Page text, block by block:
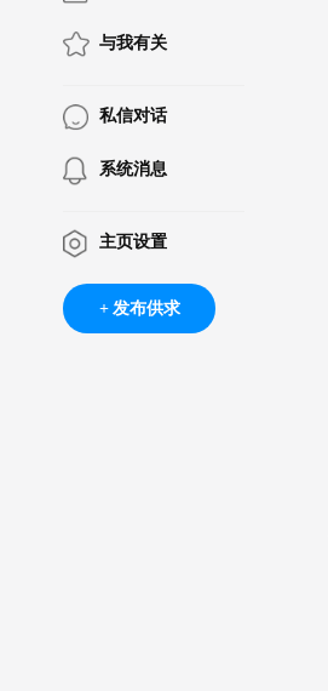
与我有关
私信对话
系统消息
主页设置
发布供求